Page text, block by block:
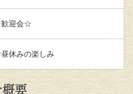
迎会☆
昼休みの楽しみ
要